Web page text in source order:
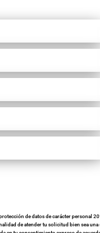
de datos de carácter personal
de atender tu solicitud bien sea